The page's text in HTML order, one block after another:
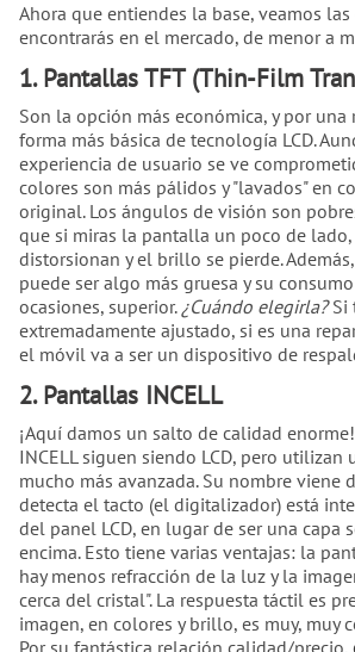
Ahora que entiendes la base, veamos
encontrarás en el mercado, de menor a
1. Pantallas TFT (Thin-Film
Son la opción más económica, y por una
forma más básica de tecnología LCD.
experiencia de usuario se ve
colores son más pálidos y "lavados" en
original. Los ángulos de visión son
que si miras la pantalla un poco de
distorsionan y el brillo se pierde.
puede ser algo más gruesa y su
ocasiones, superior. ¿Cuándo elegirla?Si
extremadamente ajustado, si es una
el móvil va a ser un dispositivo de
2. Pantallas INCELL
¡Aquí damos un salto de calidad
INCELL siguen siendo LCD, pero utilizan
mucho más avanzada. Su nombre viene
detecta el tacto (el digitalizador) está
del panel LCD, en lugar de ser una capa
encima. Esto tiene varias ventajas: la
hay menos refracción de la luz y la
cerca del cristal". La respuesta táctil es
imagen, en colores y brillo, es muy, muy